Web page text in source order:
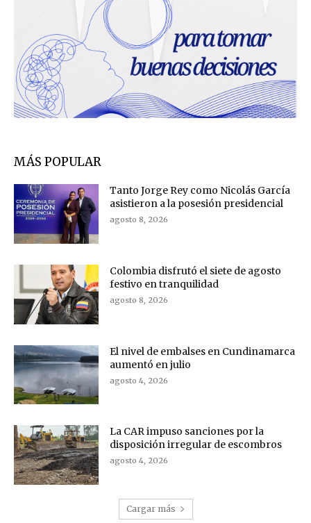
MÁS POPULAR
Tanto Jorge Rey como Nicolás García
asistieron a la posesión presidencial
agosto 8, 2026
Colombia disfrutó el siete de agosto
festivo en tranquilidad
agosto 8, 2026
El nivel de embalses en Cundinamarca
aumentó en julio
agosto 4, 2026
La CAR impuso sanciones por la
disposición irregular de escombros
agosto 4, 2026
Cargar más